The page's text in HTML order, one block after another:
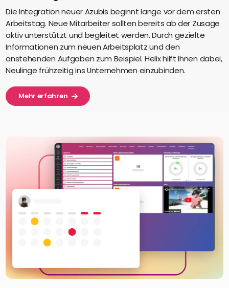
Die Integration neuer Azubis beginnt lange vor dem ersten
Arbeitstag. Neue Mitarbeiter sollten bereits ab der Zusage
aktiv unterstützt und begleitet werden. Durch gezielte
Informationen zum neuen Arbeitsplatz und den
anstehenden Aufgaben zum Beispiel. Helix hilft Ihnen dabei,
Neulinge frühzeitig ins Unternehmen einzubinden.
Mehr erfahren